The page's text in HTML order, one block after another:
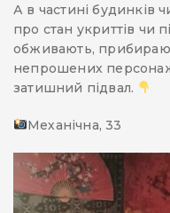
А в частині будинків
про стан укриттів чи
обживають,
непрошених
затишний підвал.
Механічна, 33